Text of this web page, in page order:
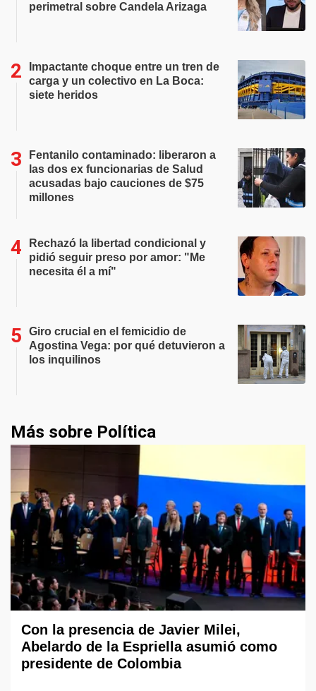
perimetral sobre Candela Arizaga
Impactante choque entre un tren de
carga y un colectivo en La Boca:
siete heridos
Fentanilo contaminado: liberaron a
las dos ex funcionarias de Salud
acusadas bajo cauciones de $75
millones
Rechazó la libertad condicional y
pidió seguir preso por amor: "Me
necesita él a mí"
Giro crucial en el femicidio de
Agostina Vega: por qué detuvieron a
los inquilinos
Más sobre Política
Con la presencia de Javier Milei,
Abelardo de la Espriella asumió como
presidente de Colombia